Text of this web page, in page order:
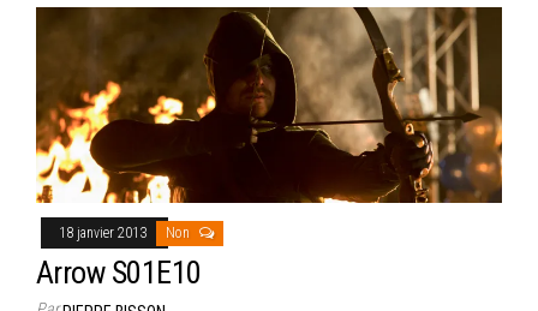
18 janvier 2013 Non
Arrow S01E10